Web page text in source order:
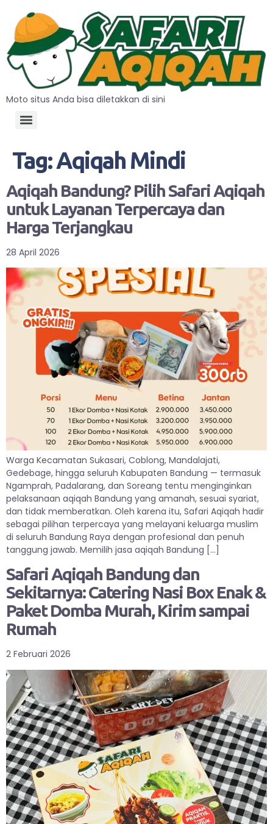
Moto situs Anda bisa diletakkan di sini
Tag:Aqiqah Mindi
Aqiqah Bandung? Pilih Safari Aqiqah
untuk Layanan Terpercaya dan
Harga Terjangkau
28 April 2026
Warga Kecamatan Sukasari, Coblong, Mandalajati,
Gedebage, hingga seluruh Kabupaten Bandung — termasuk
Ngamprah, Padalarang, dan Soreang tentu menginginkan
pelaksanaan aqiqah Bandung yang amanah, sesuai syariat,
dan tidak memberatkan. Oleh karena itu, Safari Aqiqah hadir
sebagai pilihan terpercaya yang melayani keluarga muslim
di seluruh Bandung Raya dengan profesional dan penuh
tanggung jawab. Memilih jasa aqiqah Bandung […]
Safari Aqiqah Bandung dan
Sekitarnya: Catering Nasi Box Enak &
Paket Domba Murah, Kirim sampai
Rumah
2 Februari 2026